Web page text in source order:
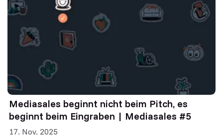
Mediasales beginnt nicht beim Pitch, es
beginnt beim Eingraben | Mediasales #5
17. Nov. 2025